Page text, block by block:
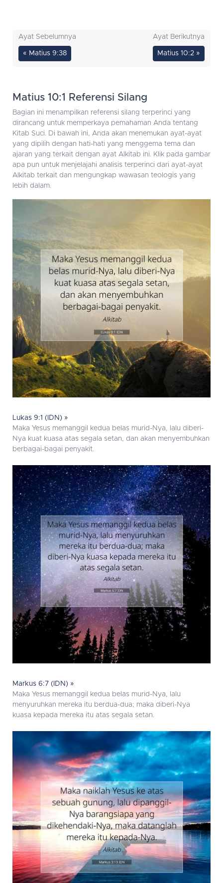
Ayat Sebelumnya
« Matius 9:38
Ayat Berikutnya
Matius 10:2 »
Matius 10:1 Referensi Silang
Bagian ini menampilkan referensi silang terperinci yang
dirancang untuk memperkaya pemahaman Anda tentang
Kitab Suci. Di bawah ini, Anda akan menemukan ayat-ayat
yang dipilih dengan hati-hati yang menggema tema dan
ajaran yang terkait dengan ayat Alkitab ini. Klik pada gambar
apa pun untuk menjelajahi analisis terperinci dari ayat-ayat
Alkitab terkait dan mengungkap wawasan teologis yang
lebih dalam.
Lukas 9:1 (IDN) »
Maka Yesus memanggil kedua belas murid-Nya, lalu diberi-
Nya kuat kuasa atas segala setan, dan akan menyembuhkan
berbagai-bagai penyakit.
Markus 6:7 (IDN) »
Maka Yesus memanggil kedua belas murid-Nya, lalu
menyuruhkan mereka itu berdua-dua; maka diberi-Nya
kuasa kepada mereka itu atas segala setan.